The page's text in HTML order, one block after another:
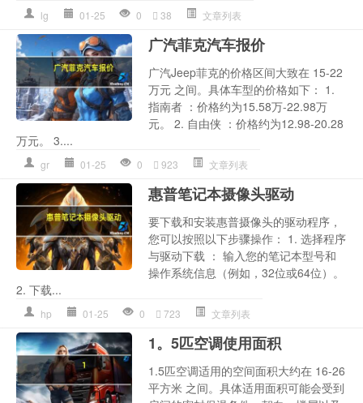
lg 01-25 0 38 文章列表
广汽菲克汽车报价
广汽Jeep菲克的价格区间大致在 15-22
万元 之间。具体车型的价格如下： 1.
指南者 ：价格约为15.58万-22.98万
元。 2. 自由侠 ：价格约为12.98-20.28
万元。 3....
gr 01-25 0 923 文章列表
惠普笔记本摄像头驱动
要下载和安装惠普摄像头的驱动程序，
您可以按照以下步骤操作： 1. 选择程序
与驱动下载 ： 输入您的笔记本型号和
操作系统信息（例如，32位或64位）。
2. 下载...
hp 01-25 0 723 文章列表
1。5匹空调使用面积
1.5匹空调适用的空间面积大约在 16-26
平方米 之间。具体适用面积可能会受到